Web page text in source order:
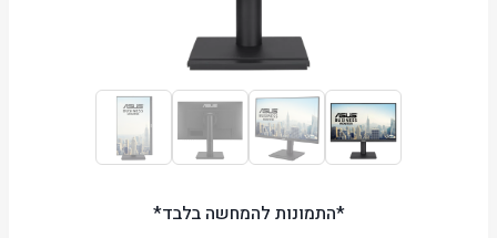
*התמונות להמחשה בלבד*